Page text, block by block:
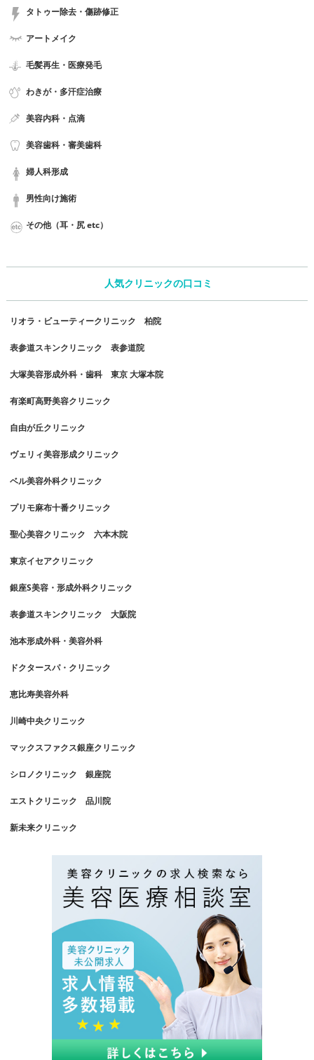
タトゥー除去・傷跡修正
アートメイク
毛髪再生・医療発毛
わきが・多汗症治療
美容内科・点滴
美容歯科・審美歯科
婦人科形成
男性向け施術
その他（耳・尻 etc）
人気クリニックの口コミ
リオラ・ビューティークリニック 柏院
表参道スキンクリニック 表参道院
大塚美容形成外科・歯科 東京 大塚本院
有楽町高野美容クリニック
自由が丘クリニック
ヴェリィ美容形成クリニック
ベル美容外科クリニック
プリモ麻布十番クリニック
聖心美容クリニック 六本木院
東京イセアクリニック
銀座S美容・形成外科クリニック
表参道スキンクリニック 大阪院
池本形成外科・美容外科
ドクタースパ・クリニック
恵比寿美容外科
川崎中央クリニック
マックスファクス銀座クリニック
シロノクリニック 銀座院
エストクリニック 品川院
新未来クリニック